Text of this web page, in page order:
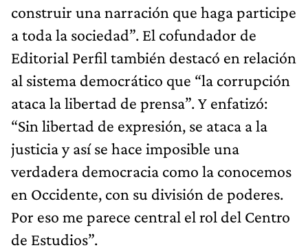
construir una narración que haga participe
a toda la sociedad”. El cofundador de
Editorial Perfil también destacó en relación
al sistema democrático que “la corrupción
ataca la libertad de prensa”. Y enfatizó:
“Sin libertad de expresión, se ataca a la
justicia y así se hace imposible una
verdadera democracia como la conocemos
en Occidente, con su división de poderes.
Por eso me parece central el rol del Centro
de Estudios”.